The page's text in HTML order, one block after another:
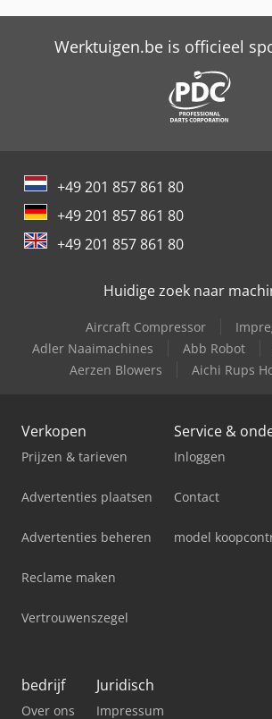
Schaffer 3560 T
Schaffer 4580 T
Schaffer 9380 T
Schaffer 9630 T
Werktuigen.be is officieel
+49 201 857 861 80
+49 201 857 861 80
+49 201 857 861 80
Huidige zoek naar
Aircraft Compressor
Adler Naaimachines
Abb Robot
Aerzen Blowers
Aichi Rups
Verkopen
Prijzen & tarieven
Advertenties plaatsen
Advertenties beheren
Reclame maken
Vertrouwenszegel
Service &
Inloggen
Contact
model
bedrijf
Over ons
Juridisch
Impressum